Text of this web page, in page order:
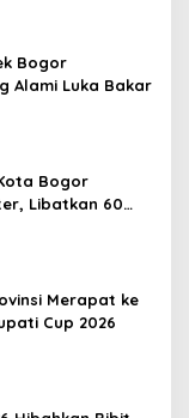
Bogor
Alami Luka Bakar
Bogor
Libatkan 60
Merapat ke
Cup 2026